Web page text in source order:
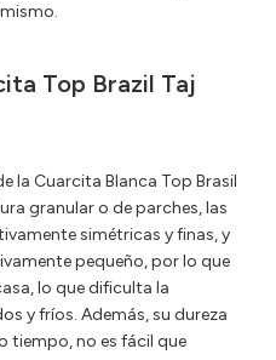
Top Brazil Taj
la Cuarcita Blanca Top Brasil
granular o de parches, las
simétricas y finas, y
pequeño, por lo que
lo que dificulta la
y fríos. Además, su dureza
tiempo, no es fácil que